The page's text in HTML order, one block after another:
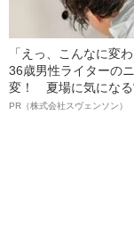
「えっ、こんなに変わ
36歳男性ライターの
変！ 夏場に気になる“
オイ”や“ベタつき”を解
PR（株式会社スヴェンソン）